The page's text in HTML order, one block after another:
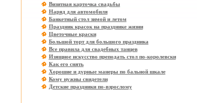
Визитная карточка свадьбы
Наряд для автомобиля
Банкетный стол зимой и летом
Праздник красок на празднике жизни
Цветочные краски
Большой торт для большого праздника
Все правила для свадебных танцев
Изящное искусство преподать стол по-королевски
Как его снять
Хорошие и дурные манеры по бальной шкале
Кому нужны свидетели
Детские праздники по-взрослому